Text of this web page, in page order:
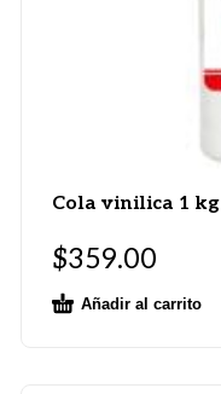
Cola vinilica 1 kg
$359.00
Añadir al carrito